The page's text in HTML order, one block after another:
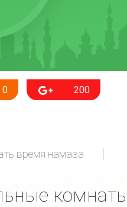
0 200
время намаза